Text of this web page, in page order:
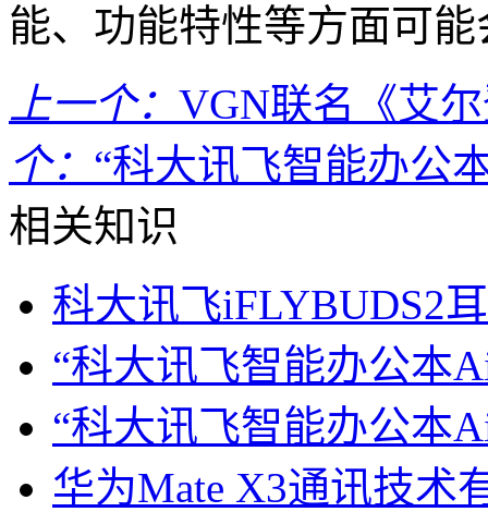
能、功能特性等方面可
上一个： VGN联名《艾
个： “科大讯飞智能办公
相关知识
科大讯飞iFLYBUDS2
“科大讯飞智能办公本
“科大讯飞智能办公本
华为Mate X3通讯技术